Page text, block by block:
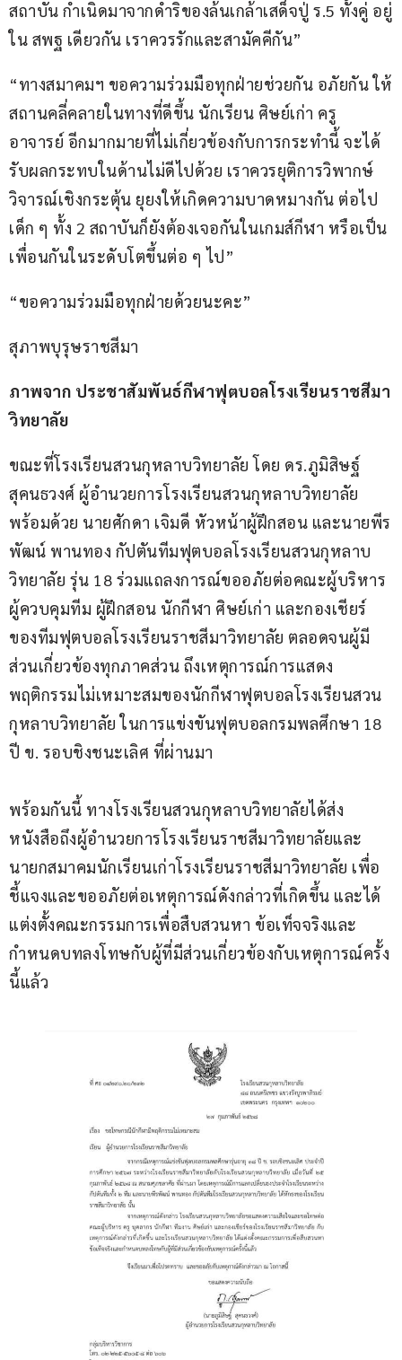
สถาบัน กำเนิดมาจากดำริของล้นเกล้าเสด็จปู่ ร.5 ทั้งคู่ อยู่
ใน สพฐ เดียวกัน เราควรรักและสามัคคีกัน”
“ทางสมาคมฯ ขอความร่วมมือทุกฝ่ายช่วยกัน อภัยกัน ให้
สถานคลี่คลายในทางที่ดีขึ้น นักเรียน ศิษย์เก่า ครู
อาจารย์ อีกมากมายที่ไม่เกี่ยวข้องกับการกระทำนี้ จะได้
รับผลกระทบในด้านไม่ดีไปด้วย เราควรยุติการวิพากษ์
วิจารณ์เชิงกระตุ้น ยุยงให้เกิดความบาดหมางกัน ต่อไป
เด็ก ๆ ทั้ง 2 สถาบันก็ยังต้องเจอกันในเกมส์กีฬา หรือเป็น
เพื่อนกันในระดับโตขึ้นต่อ ๆ ไป”
“ขอความร่วมมือทุกฝ่ายด้วยนะคะ”
สุภาพบุรุษราชสีมา
ภาพจาก ประชาสัมพันธ์กีฬาฟุตบอลโรงเรียนราชสีมา
วิทยาลัย
ขณะที่โรงเรียนสวนกุหลาบวิทยาลัย โดย ดร.ภูมิสิษฐ์
สุคนธวงศ์ ผู้อำนวยการโรงเรียนสวนกุหลาบวิทยาลัย
พร้อมด้วย นายศักดา เจิมดี หัวหน้าผู้ฝึกสอน และนายพีร
พัฒน์ พานทอง กัปตันทีมฟุตบอลโรงเรียนสวนกุหลาบ
วิทยาลัย รุ่น 18 ร่วมแถลงการณ์ขออภัยต่อคณะผู้บริหาร
ผู้ควบคุมทีม ผู้ฝึกสอน นักกีฬา ศิษย์เก่า และกองเชียร์
ของทีมฟุตบอลโรงเรียนราชสีมาวิทยาลัย ตลอดจนผู้มี
ส่วนเกี่ยวข้องทุกภาคส่วน ถึงเหตุการณ์การแสดง
พฤติกรรมไม่เหมาะสมของนักกีฬาฟุตบอลโรงเรียนสวน
กุหลาบวิทยาลัย ในการแข่งขันฟุตบอลกรมพลศึกษา 18
ปี ข. รอบชิงชนะเลิศ ที่ผ่านมา
พร้อมกันนี้ ทางโรงเรียนสวนกุหลาบวิทยาลัยได้ส่ง
หนังสือถึงผู้อำนวยการโรงเรียนราชสีมาวิทยาลัยและ
นายกสมาคมนักเรียนเก่าโรงเรียนราชสีมาวิทยาลัย เพื่อ
ชี้แจงและขออภัยต่อเหตุการณ์ดังกล่าวที่เกิดขึ้น และได้
แต่งตั้งคณะกรรมการเพื่อสืบสวนหา ข้อเท็จจริงและ
กำหนดบทลงโทษกับผู้ที่มีส่วนเกี่ยวข้องกับเหตุการณ์ครั้ง
นี้แล้ว